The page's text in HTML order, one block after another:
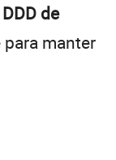
DDD de
manter